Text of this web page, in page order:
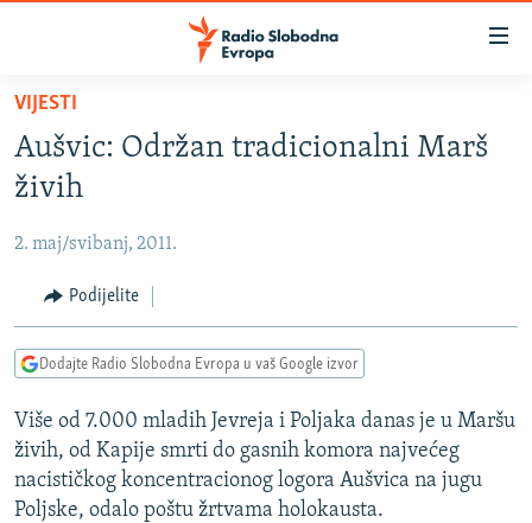
Pređite
glavni
sadržaj
na
navigaciju
Pređite
na
BOSNA I HERCEGOVINA
KOSOVO
CRNA GORA
VIDEO
FOTOGALERIJE
INFOGRAFIKE
PODCASTI
RAT U UKRAJINI
KINA NA BALKANU
RSE PRIČE IZ SVIJETA
VIJESTI
Aušvic: Održan tradicionalni Marš
živih
2. maj/svibanj, 2011.
Podijelite
Dodajte Radio Slobodna Evropa u vaš Google izvor
Više od 7.000 mladih Jevreja i Poljaka danas je u Maršu
živih, od Kapije smrti do gasnih komora najvećeg
nacističkog koncentracionog logora Aušvica na jugu
Poljske, odalo poštu žrtvama holokausta.